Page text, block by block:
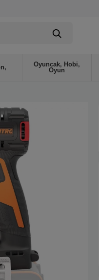
Oyuncak, Hobi,
Oyun